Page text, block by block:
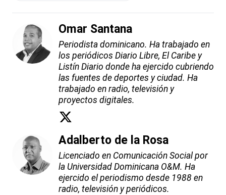
Omar Santana
Periodista dominicano. Ha trabajado en
los periódicos Diario Libre, El Caribe y
Listín Diario donde ha ejercido cubriendo
las fuentes de deportes y ciudad. Ha
trabajado en radio, televisión y
proyectos digitales.
Adalberto de la Rosa
Licenciado en Comunicación Social por
la Universidad Dominicana O&M. Ha
ejercido el periodismo desde 1988 en
radio, televisión y periódicos.